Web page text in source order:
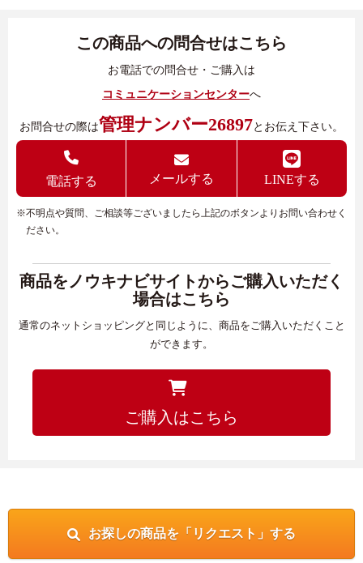
この商品への問合せはこちら
お電話での問合せ・ご購入は
コミュニケーションセンターへ
お問合せの際は管理ナンバー26897とお伝え下さい。
電話する メールする LINEする
※不明点や質問、ご相談等ございましたら上記のボタンよりお問い合わせく
ださい。
商品をノウキナビサイトからご購入いただく
場合はこちら
通常のネットショッピングと同じように、商品をご購入いただくこと
ができます。
ご購入はこちら
お探しの商品を「リクエスト」する